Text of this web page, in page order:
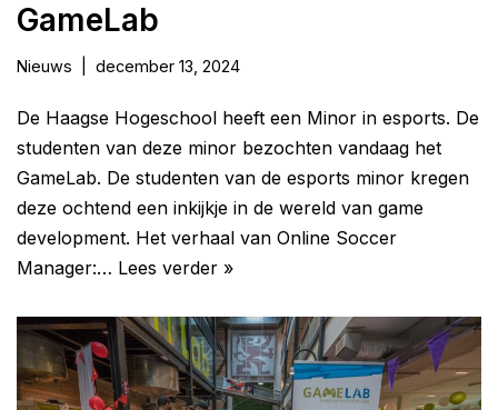
GameLab
Nieuws december 13, 2024
De Haagse Hogeschool heeft een Minor in esports. De
studenten van deze minor bezochten vandaag het
GameLab. De studenten van de esports minor kregen
deze ochtend een inkijkje in de wereld van game
development. Het verhaal van Online Soccer
Manager:… Lees verder »